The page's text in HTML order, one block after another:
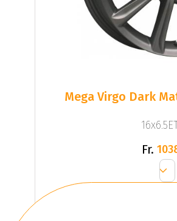
Mega Virgo Dark
Fr.